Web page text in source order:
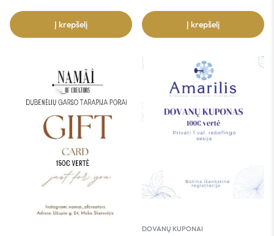
Į krepšelį Į krepšelį
DOVANŲ KUPONAI